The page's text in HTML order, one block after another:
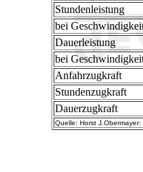
Stundenleistung
bei
Dauerleistung
bei
Anfahrzugkraft
Stundenzugkraft
Dauerzugkraft
Quelle: Horst